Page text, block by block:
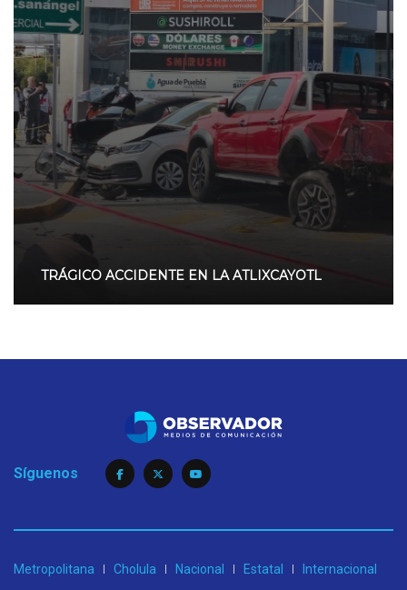
TRÁGICO ACCIDENTE EN LA ATLIXCAYOTL
Síguenos
Metropolitana Cholula Nacional Estatal
Internacional